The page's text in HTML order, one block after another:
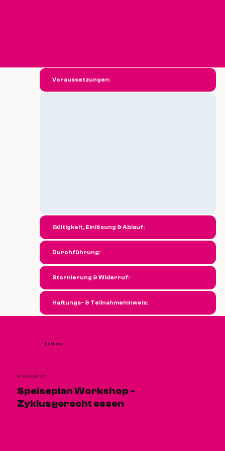
Voraussetzungen:
Gültigkeit, Einlösung & Ablauf:
Durchführung:
Stornierung & Widerruf:
Haftungs- & Teilnahmehinweis:
Ladies
Snack mal rein:
Speiseplan Workshop -
Zyklusgerecht essen